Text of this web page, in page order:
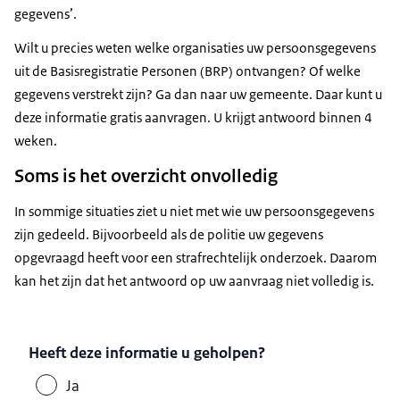
Sociale Verzekeringsbank
Koninklijke Notariële Beroepsorganisatie
Gemeenten
CBS
burgerservicenummer, naam, geboortedatum,
informatie over de autorisatiebesluiten van:
Om welke persoonsgegevens gaat het?
Belastingorganisaties krijgen verschillende
persoonsgegevens. Vaak zijn dit:
burgerservicenummer, naam, geboortedatum,
woonadres en overlijden. Klik voor meer
informatie over de autorisatiebesluiten van:
Gezondheidszorg (BIG-register). Zorgverleners
registreren. Deze registratie geeft aan of
zorgverleners bevoegd zijn.
Een ander voorbeeld: de Kanselarij der
Nederlandse Orden beheert onder andere de
De Kanselarij houdt een register bij van
personen die zo’n onderscheiding hebben
gekregen. Voor deze taak gebruikt de Kanselarij
persoonsgegevens uit de BRP.
Om welke persoonsgegevens gaat het?
Organisaties in deze categorie krijgen
en woonadres. Klik voor meer informatie over
de autorisatiebesluiten van:
gegevens’.
Wilt u precies weten welke organisaties uw persoonsgegevens
uit de Basisregistratie Personen (BRP) ontvangen? Of welke
gegevens verstrekt zijn? Ga dan naar uw gemeente. Daar kunt u
deze informatie gratis aanvragen. U krijgt antwoord binnen 4
weken.
Soms is het overzicht onvolledig
In sommige situaties ziet u niet met wie uw persoonsgegevens
zijn gedeeld. Bijvoorbeeld als de politie uw gegevens
opgevraagd heeft voor een strafrechtelijk onderzoek. Daarom
kan het zijn dat het antwoord op uw aanvraag niet volledig is.
Heeft deze informatie u geholpen?
Ja